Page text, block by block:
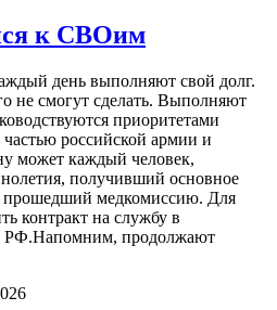
к СВОим
день выполняют свой долг.
не смогут сделать. Выполняют
приоритетами
российской армии и
может каждый человек,
получивший основное
прошедший медкомиссию. Для
контракт на службу в
РФ.Напомним, продолжают